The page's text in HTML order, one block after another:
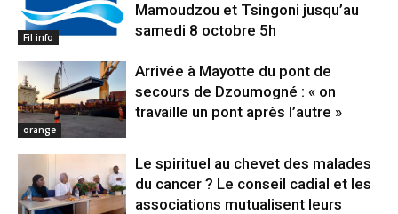
Fil info
Mamoudzou et Tsingoni jusqu’au
samedi 8 octobre 5h
orange
Arrivée à Mayotte du pont de
secours de Dzoumogné : « on
travaille un pont après l’autre »
Le spirituel au chevet des malades
du cancer ? Le conseil cadial et les
associations mutualisent leurs